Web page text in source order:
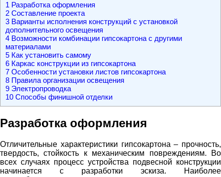
1 Разработка оформления
2 Составление проекта
3 Варианты исполнения конструкций с установкой
дополнительного освещения
4 Возможности комбинации гипсокартона с другими
материалами
5 Как установить самому
6 Каркас конструкции из гипсокартона
7 Особенности установки листов гипсокартона
8 Правила организации освещения
9 Электропроводка
10 Способы финишной отделки
Разработка оформления
Отличительные характеристики гипсокартона – прочность,
твердость, стойкость к механическим повреждениям. Во
всех случаях процесс устройства подвесной конструкции
начинается с разработки эскиза. Наиболее